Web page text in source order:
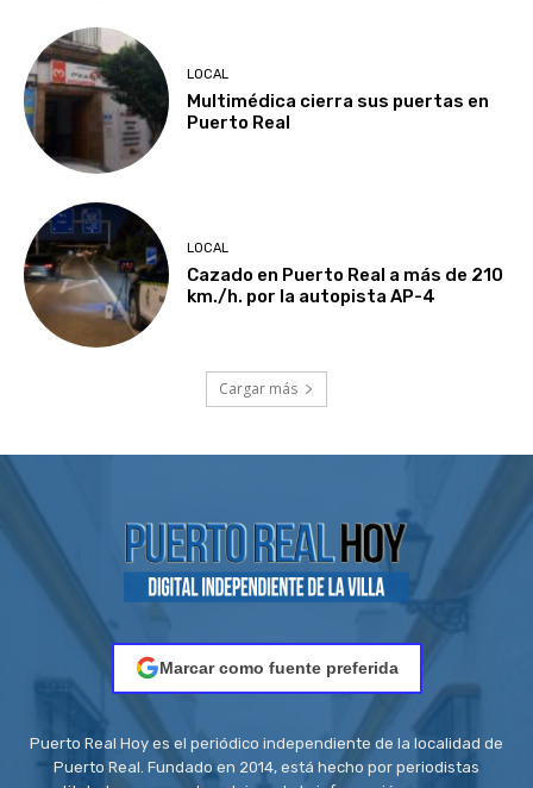
LOCAL
Multimédica cierra sus puertas en
Puerto Real
LOCAL
Cazado en Puerto Real a más de 210
km./h. por la autopista AP-4
Cargar más
Marcar como fuente preferida
Puerto Real Hoy es el periódico independiente de la localidad de
Puerto Real. Fundado en 2014, está hecho por periodistas